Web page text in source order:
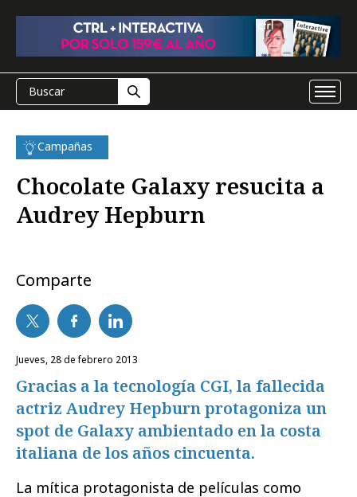
Campañas
Chocolate Galaxy resucita a
Audrey Hepburn
Comparte
jueves, 28 de febrero 2013
Gracias a la tecnología CGI, la fallecida
actriz Audrey Hepburn protagoniza un
spot de Galaxy ambientado en la costa
italiana de los años cincuenta.
La mítica protagonista de películas como